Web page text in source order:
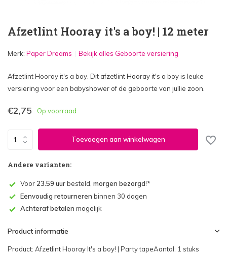
Afzetlint Hooray it's a boy! | 12 meter
Merk: Paper Dreams Bekijk alles Geboorte versiering
Afzetlint Hooray it's a boy. Dit afzetlint Hooray it's a boy is leuke
versiering voor een babyshower of de geboorte van jullie zoon.
€2,75 Op voorraad
Toevoegen aan winkelwagen
Andere varianten:
Voor 23.59 uurbesteld, morgen bezorgd!*
Eenvoudig retourneren binnen 30 dagen
Achteraf betalen mogelijk
Product informatie
Product: Afzetlint Hooray It's a boy! | Party tapeAantal: 1 stuks